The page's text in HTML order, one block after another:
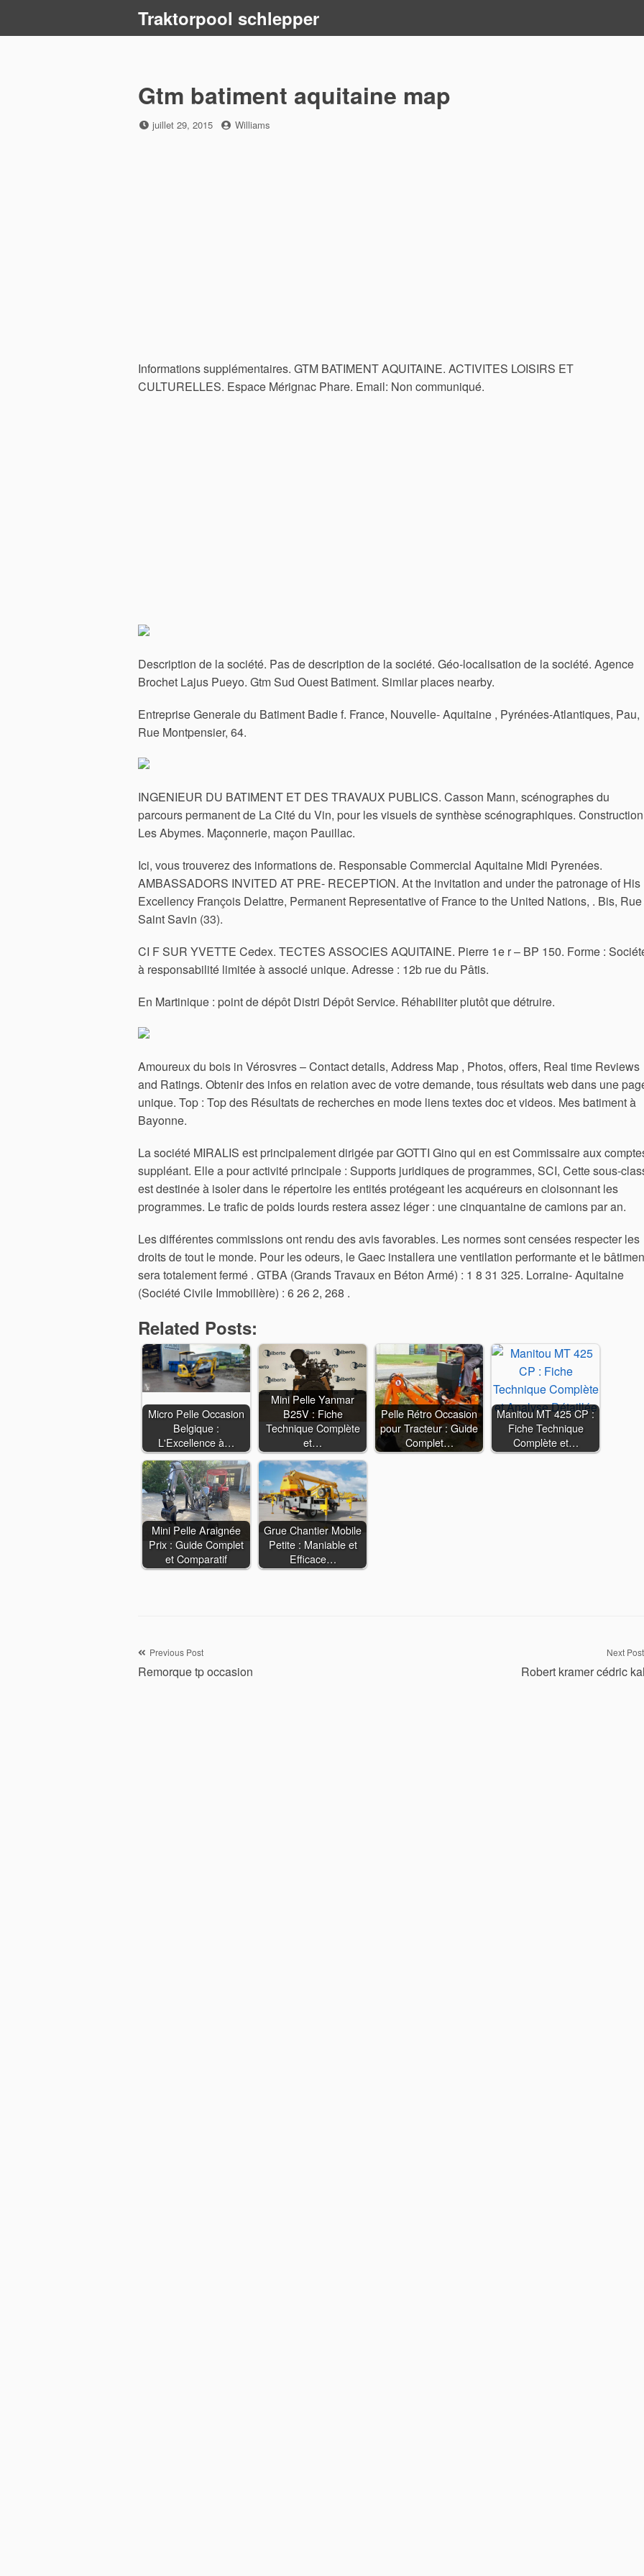
Traktorpool schlepper
Gtm batiment aquitaine map
Posted
juillet 29, 2015 by
Williams
Informations supplémentaires. GTM BATIMENT AQUITAINE. ACTIVITES LOISIRS ET
CULTURELLES. Espace Mérignac Phare. Email: Non communiqué.
Description de la société. Pas de description de la société. Géo-localisation de la société. Agence
Brochet Lajus Pueyo. Gtm Sud Ouest Batiment. Similar places nearby.
Entreprise Generale du Batiment Badie f. France, Nouvelle- Aquitaine , Pyrénées-Atlantiques, Pau,
Rue Montpensier, 64.
INGENIEUR DU BATIMENT ET DES TRAVAUX PUBLICS. Casson Mann, scénographes du
parcours permanent de La Cité du Vin, pour les visuels de synthèse scénographiques.
Les Abymes. Maçonnerie, maçon Pauillac.
Ici, vous trouverez des informations de. Responsable Commercial Aquitaine Midi Pyrenées.
AMBASSADORS INVITED AT PRE- RECEPTION. At the invitation and under the patronage of His
Excellency François Delattre, Permanent Representative of France to the United Nations, . Bis,
Saint Savin (33).
CI F SUR YVETTE Cedex. TECTES ASSOCIES AQUITAINE. Pierre 1e r – BP 150. Forme :
à responsabilité limitée à associé unique. Adresse : 12b rue du Pâtis.
En Martinique : point de dépôt Distri Dépôt Service. Réhabiliter plutôt que détruire.
Amoureux du bois in Vérosvres – Contact details, Address Map , Photos, offers, Real time Reviews
and Ratings. Obtenir des infos en relation avec de votre demande, tous résultats web dans une
unique. Top : Top des Résultats de recherches en mode liens textes doc et videos. Mes batiment à
Bayonne.
La société MIRALIS est principalement dirigée par GOTTI Gino qui en est Commissaire aux
suppléant. Elle a pour activité principale : Supports juridiques de programmes, SCI, Cette sous-
est destinée à isoler dans le répertoire les entités protégeant les acquéreurs en cloisonnant les
programmes. Le trafic de poids lourds restera assez léger : une cinquantaine de camions par an.
Les différentes commissions ont rendu des avis favorables. Les normes sont censées respecter les
droits de tout le monde. Pour les odeurs, le Gaec installera une ventilation performante et le
sera totalement fermé . GTBA (Grands Travaux en Béton Armé) : 1 8 31 325. Lorraine- Aquitaine
(Société Civile Immobilière) : 6 26 2, 268 .
Related Posts:
Micro Pelle Occasion
Belgique :
L'Excellence à…
Mini Pelle Yanmar
B25V : Fiche
Technique Complète
et…
Pelle Rétro Occasion
pour Tracteur : Guide
Complet…
Manitou MT 425 CP :
Fiche Technique
Complète et…
Mini Pelle Araignée
Prix : Guide Complet
et Comparatif
Grue Chantier Mobile
Petite : Maniable et
Efficace…
Navigation
Previous Post
Remorque tp occasion
Next Post
Robert kramer cédric